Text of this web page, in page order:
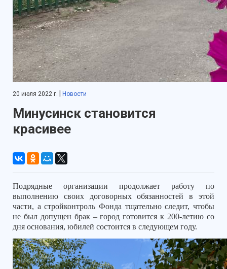
20 июля 2022 г. Новости
Минусинск становится
красивее
Подрядные организации продолжает работу по
выполнению своих договорных обязанностей в этой
части, а стройконтроль Фонда тщательно следит, чтобы
не был допущен брак – город готовится к 200-летию со
дня основания, юбилей состоится в следующем году.